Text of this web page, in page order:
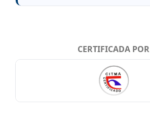
CERTIFICADA POR